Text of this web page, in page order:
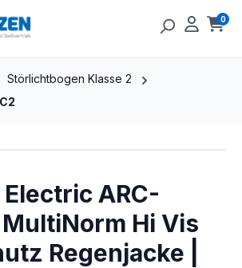
0
Störlichtbogen Klasse 2
ARC-
MultiNorm Hi Vis
Regenjacke |